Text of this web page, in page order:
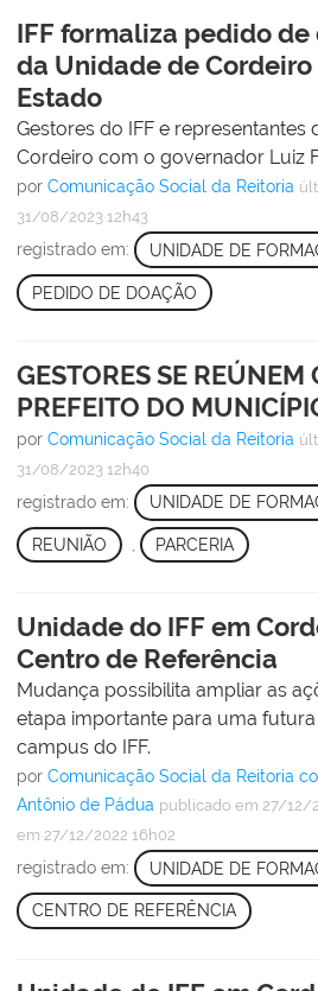
IFF formaliza pedido de
da Unidade de
Estado
Gestores do IFF e representantes
Cordeiro com o governador Luiz
por Comunicação Social da Reitoria
31/08/2023 12h43
registrado em: UNIDADE DE
PEDIDO DE DOAÇÃO
GESTORES SE REÚNEM
PREFEITO DO
por Comunicação Social da Reitoria
31/08/2023 12h40
registrado em: UNIDADE DE
REUNIÃO PARCERIA
Unidade do IFF em
Centro de Referência
Mudança possibilita ampliar as
etapa importante para uma
campus do IFF.
por Comunicação Social da Reitoria
Antônio de Pádua publicado em 27/12/
em 27/12/2022 16h02
registrado em: UNIDADE DE
CENTRO DE REFERÊNCIA